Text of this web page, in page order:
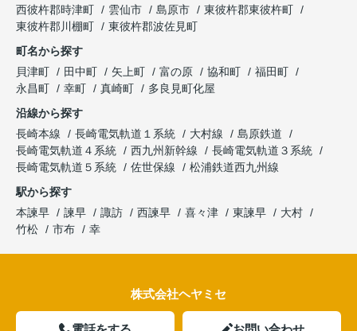
西彼杵郡時津町
雲仙市 島原市
東彼杵郡東彼杵町
東彼杵郡川棚町
東彼杵郡波佐見町
町名から探す
貝津町
田中町 矢上町 富の原 協和町
福田町
永昌町
幸町 真崎町
多良見町化屋
沿線から探す
長崎本線
長崎電気軌道１系統 大村線
島原鉄道
長崎電気軌道４系統
西九州新幹線
長崎電気軌道３系統
長崎電気軌道５系統
佐世保線
松浦鉄道西九州線
駅から探す
本諫早
諫早 諏訪 西諫早 喜々津 東諫早
大村
竹松
市布 幸
株式会社ヘヤミセ